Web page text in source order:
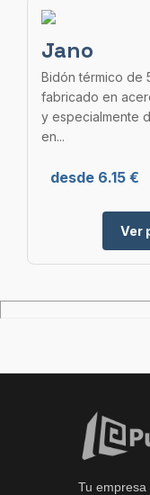
Jano
Bidón térmico de
fabricado en
y especialmente
en...
desde 6.15 €
Ver
Tu empresa